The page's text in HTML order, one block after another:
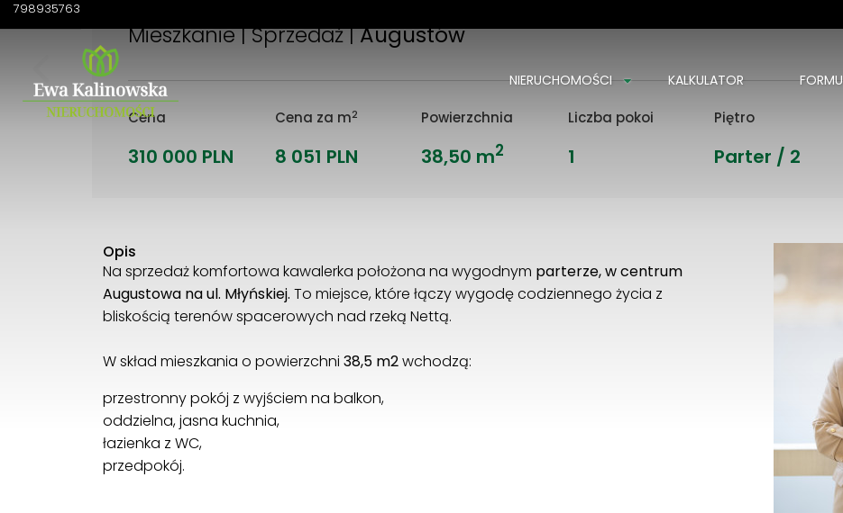
798935763
NIERUCHOMOŚCI KALKULATOR
Mieszkanie | Sprzedaż |Augustów
Cena
310 000 PLN
Cena za m2
8 051 PLN
Powierzchnia
38,50 m2
Liczba pokoi
1
Piętro
Parter / 2
Opis
Na sprzedaż komfortowa kawalerka położona na wygodnym parterze, w centrum
Augustowa na ul. Młyńskiej. To miejsce, które łączy wygodę codziennego życia z
bliskością terenów spacerowych nad rzeką Nettą.
W skład mieszkania o powierzchni 38,5 m2wchodzą:
przestronny pokój z wyjściem na balkon,
oddzielna, jasna kuchnia,
łazienka z WC,
przedpokój.